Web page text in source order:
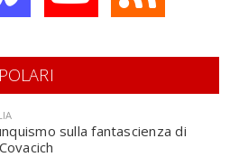
sulla fantascienza di